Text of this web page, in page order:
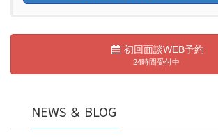
初回面談WEB予約
24時間受付中
NEWS ＆ BLOG